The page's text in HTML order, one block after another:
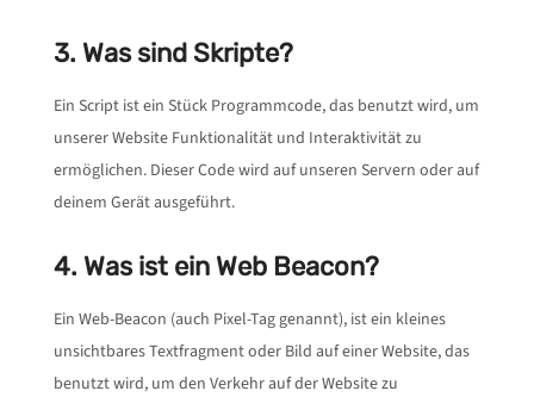
3. Was sind Skripte?
Ein Script ist ein Stück Programmcode, das benutzt wird, um
unserer Website Funktionalität und Interaktivität zu
ermöglichen. Dieser Code wird auf unseren Servern oder auf
deinem Gerät ausgeführt.
4. Was ist ein Web Beacon?
Ein Web-Beacon (auch Pixel-Tag genannt), ist ein kleines
unsichtbares Textfragment oder Bild auf einer Website, das
benutzt wird, um den Verkehr auf der Website zu